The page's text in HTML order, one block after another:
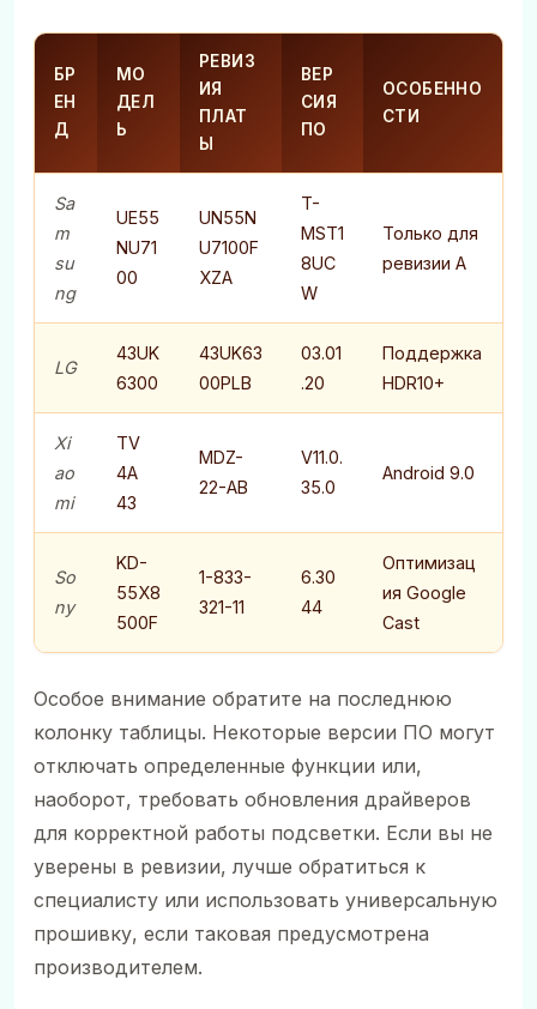
БР
ЕН
Д
МО
ДЕЛ
Ь
РЕВИЗ
ИЯ
ПЛАТ
Ы
ВЕР
СИЯ
ПО
ОСОБЕННО
СТИ
Sa
m
su
ng
UE55
NU71
00
UN55N
U7100F
XZA
T-
MST1
8UC
W
Только для
ревизии A
LG
43UK
6300
43UK63
00PLB
03.01
.20
Поддержка
HDR10+
Xi
ao
mi
TV
4A
43
MDZ-
22-AB
V11.0.
35.0
Android 9.0
So
ny
KD-
55X8
500F
1-833-
321-11
6.30
44
Оптимизац
ия Google
Cast
Особое внимание обратите на последнюю
колонку таблицы. Некоторые версии ПО могут
отключать определенные функции или,
наоборот, требовать обновления драйверов
для корректной работы подсветки. Если вы не
уверены в ревизии, лучше обратиться к
специалисту или использовать универсальную
прошивку, если таковая предусмотрена
производителем.